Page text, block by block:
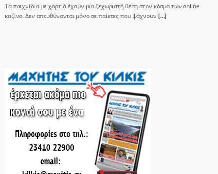
Τα παιχνίδια με χαρτιά έχουν μια ξεχωριστή θέση στον κόσμο των online
καζίνο. Δεν απευθύνονται μόνο σε παίκτες που ψάχνουν […]